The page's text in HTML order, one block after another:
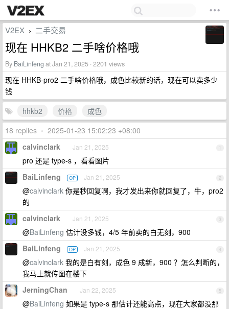
V2EX › 二手交易
现在 HHKB2 二手啥价格哦
By BaiLinfeng at Jan 21, 2025 · 2201 views
现在 HHKB-pro2 二手啥价格哦，成色比较新的话，现在可以卖多少
钱
hhkb2
价格
成色
18 replies • 2025-01-23 15:02:23 +08:00
1
calvinclark Jan 21, 2025
pro 还是 type-s ，看看图片
2
BaiLinfeng OP Jan 21, 2025
@calvinclark 你是秒回复啊，我才发出来你就回复了，牛，pro2
的
3
calvinclark Jan 21, 2025
@BaiLinfeng 估计没多钱，4/5 年前卖的白无刻，900
4
BaiLinfeng OP Jan 21, 2025
@calvinclark 我的是白有刻，成色 9 成新，900 ？怎么判断的，
我马上就传图在楼下
5
JerningChan Jan 22, 2025
@BaiLinfeng 如果是 type-s 那估计还能高点，现在大家都没那